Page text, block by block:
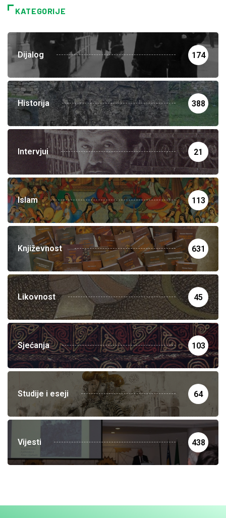
KATEGORIJE
Dijalog 174
Historija 388
Intervjui 21
Islam 113
Književnost 631
Likovnost 45
Sjećanja 103
Studije i eseji 64
Vijesti 438